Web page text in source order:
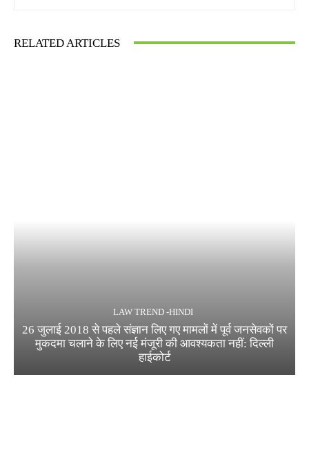
RELATED ARTICLES
LAW TREND -HINDI
26 जुलाई 2018 से पहले संज्ञान लिए गए मामलों में पूर्व जनसेवकों पर
मुकदमा चलाने के लिए नई मंजूरी की आवश्यकता नहीं: दिल्ली
हाईकोर्ट